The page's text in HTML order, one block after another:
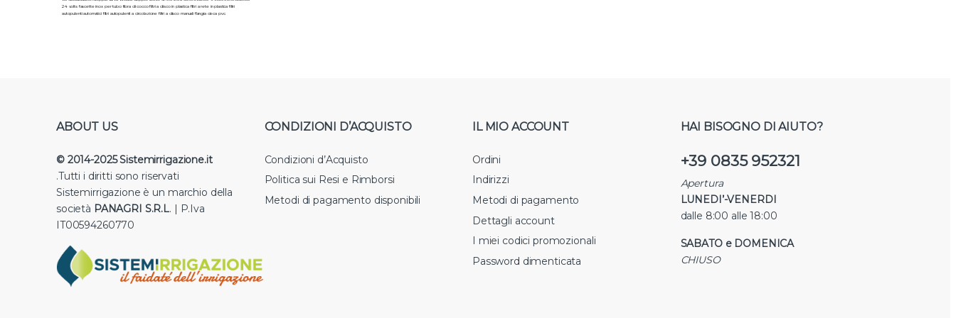
24 volts fascette inox per tubo fibra di cocco filtri a disco in plastica filtri a rete in plastica filtri
autopulenti automatici filtri autopulenti a circolazione filtri a disco manuali flangia cieca pvc.
ABOUT US
© 2014-2025 Sistemirrigazione.it
.Tutti i diritti sono riservati
Sistemirrigazione è un marchio della
società PANAGRI S.R.L. | P.Iva
IT00594260770
CONDIZIONI D’ACQUISTO
Condizioni d’Acquisto
Politica sui Resi e Rimborsi
Metodi di pagamento disponibili
IL MIO ACCOUNT
Ordini
Indirizzi
Metodi di pagamento
Dettagli account
I miei codici promozionali
Password dimenticata
HAI BISOGNO DI AIUTO?
+39 0835 952321
Apertura
LUNEDI’-VENERDI
dalle 8:00 alle 18:00
SABATO e DOMENICA
CHIUSO